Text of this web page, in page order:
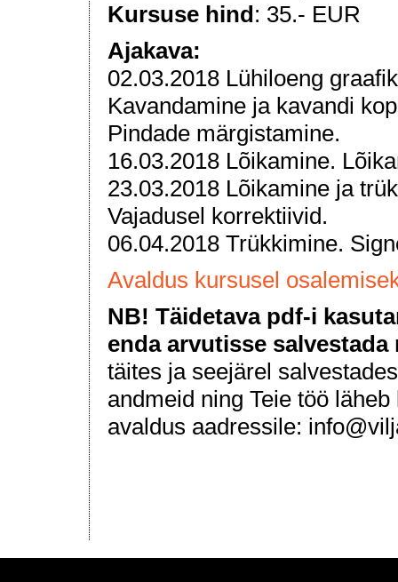
Kursuse hind : 35.- EUR
Ajakava:
02.03.2018 Lühiloeng
Kavandamine ja kavandi
Pindade märgistamine.
16.03.2018 Lõikamine.
23.03.2018 Lõikamine ja
Vajadusel korrektiivid.
06.04.2018 Trükkimine.
Avaldus kursusel
NB! Täidetava pdf-i
enda arvutisse
täites ja seejärel
andmeid ning Teie töö
avaldus aadressile: